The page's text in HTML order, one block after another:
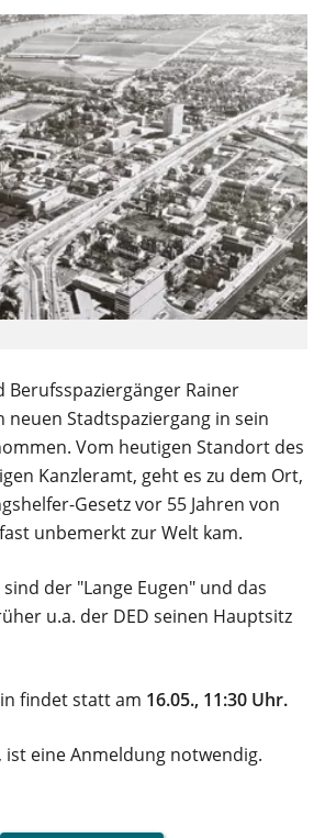
Rainer
neuen Stadtspaziergang in sein
Vom heutigen Standort des
Kanzleramt, geht es zu dem Ort,
Gesetz vor 55 Jahren von
unbemerkt zur Welt kam.
der "Lange Eugen" und das
u.a. der DED seinen Hauptsitz
findet statt am 16.05., 11:30 Uhr.
eine Anmeldung notwendig.